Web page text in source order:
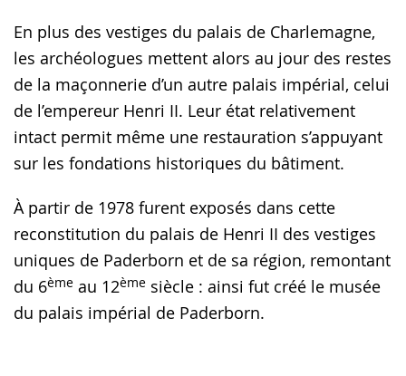
En plus des vestiges du palais de Charlemagne,
les archéologues mettent alors au jour des restes
de la maçonnerie d’un autre palais impérial, celui
de l’empereur Henri II. Leur état relativement
intact permit même une restauration s’appuyant
sur les fondations historiques du bâtiment.
À partir de 1978 furent exposés dans cette
reconstitution du palais de Henri II des vestiges
uniques de Paderborn et de sa région, remontant
du 6ème au 12ème siècle : ainsi fut créé le musée
du palais impérial de Paderborn.